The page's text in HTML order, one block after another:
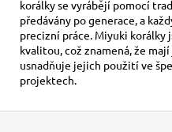
korálky se vyrábějí pomocí
předávány po generace, a
precizní práce. Miyuki korálky
kvalitou, což znamená, že
usnadňuje jejich použití ve
projektech.